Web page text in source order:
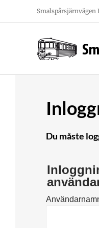
Du måste